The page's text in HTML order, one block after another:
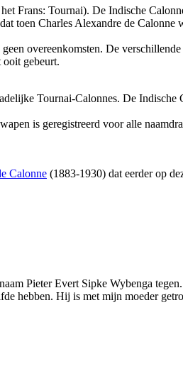
Frans: Tournai). De Indische
toen Charles Alexandre de
overeenkomsten. De
ooit gebeurt.
Tournai-Calonnes. De
is geregistreerd voor alle
Calonne (1883-1930) dat eerder op
Pieter Evert Sipke Wybenga
hebben. Hij is met mijn moeder